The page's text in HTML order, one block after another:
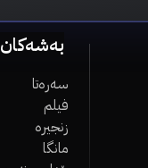
بەشەکان
سەرەتا
فیلم
زنجیرە
مانگا